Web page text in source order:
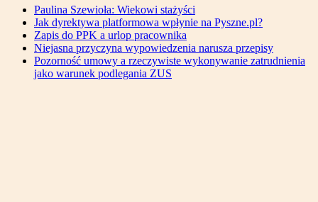
Paulina Szewioła: Wiekowi stażyści
Jak dyrektywa platformowa wpłynie na Pyszne.pl?
Zapis do PPK a urlop pracownika
Niejasna przyczyna wypowiedzenia narusza przepisy
Pozorność umowy a rzeczywiste wykonywanie zatrudnienia
jako warunek podlegania ZUS